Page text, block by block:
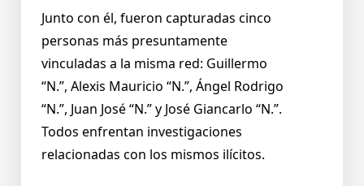
Junto con él, fueron capturadas cinco
personas más presuntamente
vinculadas a la misma red: Guillermo
“N.”, Alexis Mauricio “N.”, Ángel Rodrigo
“N.”, Juan José “N.” y José Giancarlo “N.”.
Todos enfrentan investigaciones
relacionadas con los mismos ilícitos.